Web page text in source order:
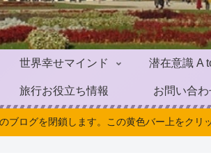
世界幸せマインド 潜在意識 A
旅行お役立ち情報 お問い合わ
ブログを閉鎖します。この黄色バー上をク